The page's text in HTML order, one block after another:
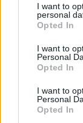
not limited to
grant or deny
use your data
consent section.
I want to
personal
Opted In
I want to
Personal
Opted In
I want to
Personal
Opted In
Meccs
United